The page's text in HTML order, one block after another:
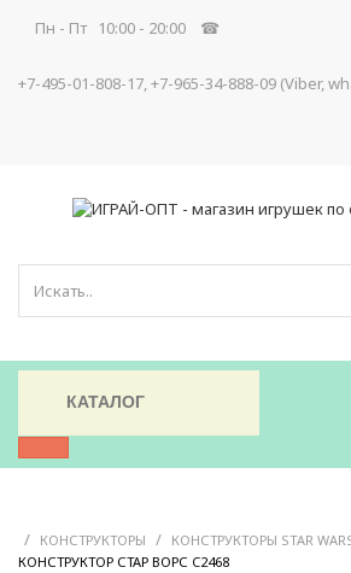
Пн - Пт 10:00 - 20:00 ☎
+7-495-01-808-17, +7-965-34-888-09 (Viber,
КАТАЛОГ
/ КОНСТРУКТОРЫ / КОНСТРУКТОРЫ STAR
КОНСТРУКТОР СТАР ВОРС C2468